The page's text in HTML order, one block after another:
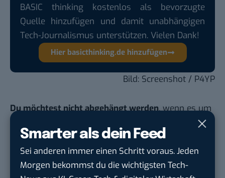
Smarter als dein Feed
Sei anderen immer einen Schritt voraus. Jeden
Morgen bekommst du die wichtigsten Tech-
BASIC thinking kostenlos als bevorzugte
Quelle hinzufügen und damit unabhängigen
Tech-Journalismus unterstützen. Vielen Dank!
Hier basicthinking.de hinzufügen
Bild: Screenshot / P4YP
Du möchtest nicht abgehängt werden, wenn es um
KI, Green Tech und die Tech-Themen von Morgen
geht? Über 12.000 smarte Leser bekommen jeden
Tag UPDATE, unser Tech-Briefing mit den
wichtigsten News des Tages – und sichern sich